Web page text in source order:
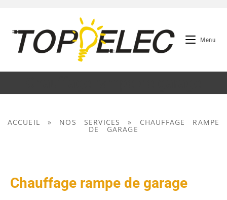
Menu
ACCUEIL » NOS SERVICES » CHAUFFAGE RAMPE
DE GARAGE
Chauffage rampe de garage